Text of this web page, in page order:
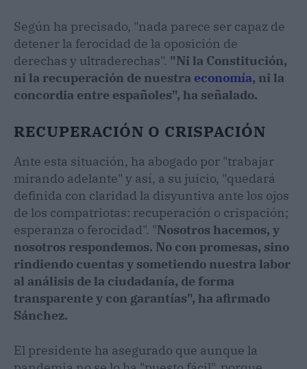
Según ha precisado, "nada parece ser capaz de
detener la ferocidad de la oposición de
derechas y ultraderechas". "Ni la Constitución,
ni la recuperación de nuestra economía, ni la
concordia entre españoles", ha señalado.
RECUPERACIÓN O CRISPACIÓN
Ante esta situación, ha abogado por "trabajar
mirando adelante" y así, a su juicio, "quedará
definida con claridad la disyuntiva ante los ojos
de los compatriotas: recuperación o crispación;
esperanza o ferocidad". "Nosotros hacemos, y
nosotros respondemos. No con promesas, sino
rindiendo cuentas y sometiendo nuestra labor
al análisis de la ciudadanía, de forma
transparente y con garantías", ha afirmado
Sánchez.
El presidente ha asegurado que aunque la